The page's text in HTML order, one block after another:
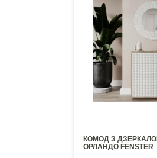
КОМОД З
ОРЛАНДО FENSTER